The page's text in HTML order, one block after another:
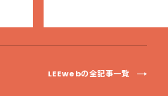
LEEwebの全記事一覧